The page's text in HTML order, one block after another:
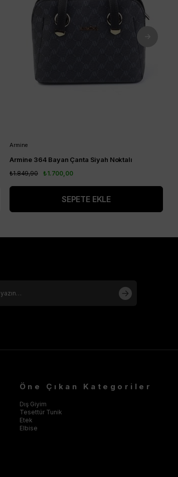
Armine
Armine 364 Bayan Çanta Siyah Noktalı
₺1.700,00
₺1.849,90
SEPETE EKLE
Öne Çıkan Kategoriler
Dış Giyim
Tesettür Tunik
Etek
Elbise